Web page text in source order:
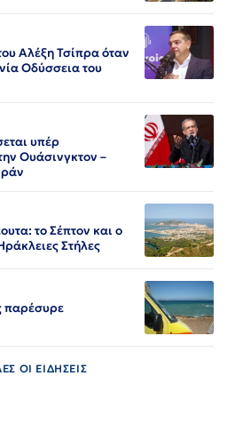
Αλέξη Τσίπρα όταν
Οδύσσεια του
υπέρ
Ουάσινγκτον –
το Σέπτον και ο
Στήλες
παρέσυρε
ΟΙ ΕΙΔΗΣΕΙΣ